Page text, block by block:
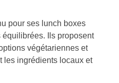
pour ses lunch boxes
Ils proposent
végétariennes et
les ingrédients locaux et